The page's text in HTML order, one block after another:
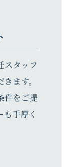
スタッフ
ます。
件をご提
⼿厚く